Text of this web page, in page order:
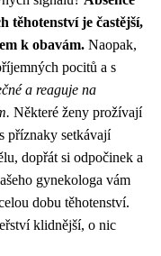
těhotenství je častější,
k obavám. Naopak,
pocitů a s
a reaguje na
Některé ženy prožívají
příznaky setkávají
dopřát si odpočinek a
gynekologa vám
dobu těhotenství.
klidnější, o nic